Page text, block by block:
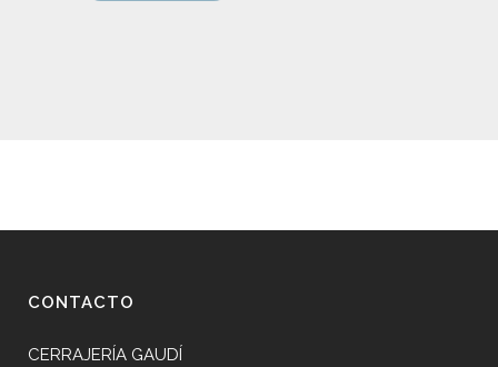
CONTACTO
CERRAJERÍA GAUDÍ